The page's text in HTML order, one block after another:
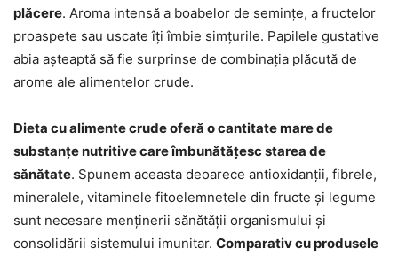
plăcere. Aroma intensă a boabelor de semințe, a fructelor
proaspete sau uscate îți îmbie simțurile. Papilele gustative
abia așteaptă să fie surprinse de combinația plăcută de
arome ale alimentelor crude.
Dieta cu alimente crude oferă o cantitate mare de
substanțe nutritive care îmbunătățesc starea de
sănătate. Spunem aceasta deoarece antioxidanții, fibrele,
mineralele, vitaminele fitoelemnetele din fructe și legume
sunt necesare menținerii sănătății organismului și
consolidării sistemului imunitar. Comparativ cu produsele